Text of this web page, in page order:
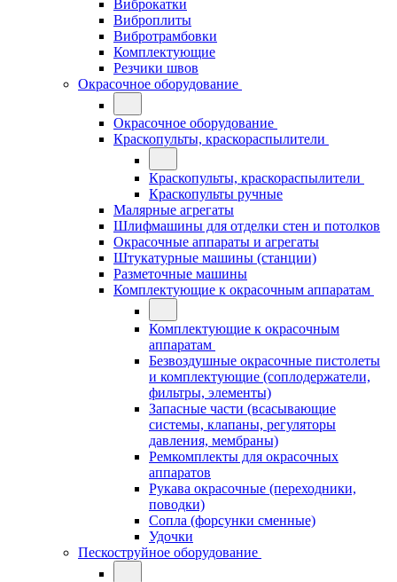
Виброкатки
Виброплиты
Вибротрамбовки
Комплектующие
Резчики швов
Окрасочное оборудование
Окрасочное оборудование
Краскопульты, краскораспылители
Краскопульты, краскораспылители
Краскопульты ручные
Малярные агрегаты
Шлифмашины для отделки стен и потолков
Окрасочные аппараты и агрегаты
Штукатурные машины (станции)
Разметочные машины
Комплектующие к окрасочным аппаратам
Комплектующие к окрасочным
аппаратам
Безвоздушные окрасочные пистолеты
и комплектующие (соплодержатели,
фильтры, элементы)
Запасные части (всасывающие
системы, клапаны, регуляторы
давления, мембраны)
Ремкомплекты для окрасочных
аппаратов
Рукава окрасочные (переходники,
поводки)
Сопла (форсунки сменные)
Удочки
Пескоструйное оборудование